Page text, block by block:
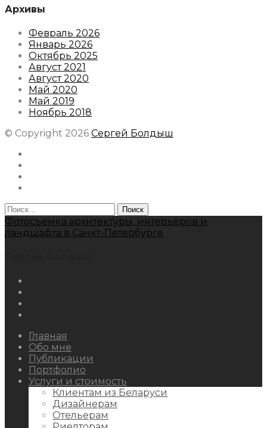
Архивы
Февраль 2026
Январь 2026
Октябрь 2025
Август 2021
Август 2020
Май 2020
Май 2019
Ноябрь 2018
© Copyright 2026 Сергей Болдыш
Найти:
Фотосъемка архитектуры, интерьеров и
ландшафта в Санкт-Петербурге
Главная
Обо мне
Публикации
Портфолио
Услуги и стоимость
Клиентам из Беларуси
Дизайнерам
Отельерам